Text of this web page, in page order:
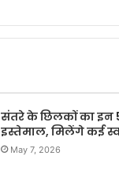
संतरे के छिलकों का इन
इस्तेमाल, मिलेंगे कई
May 7, 2026